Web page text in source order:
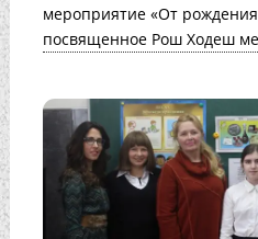
мероприятие «От
посвященное Рош Ходеш